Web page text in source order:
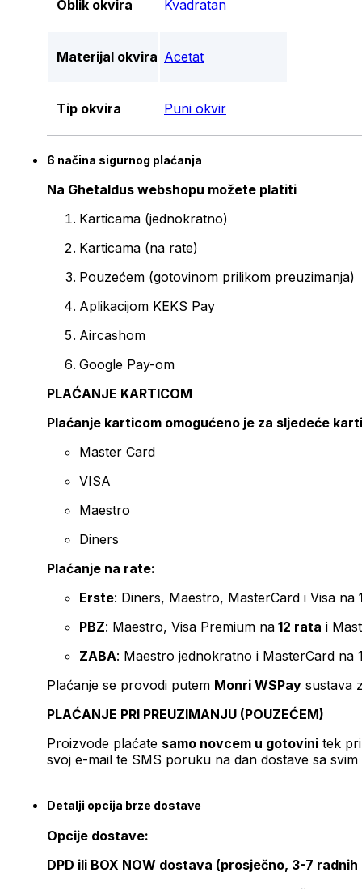
Oblik okvira Kvadratan
Materijal okvira Acetat
Tip okvira Puni okvir
6 načina sigurnog plaćanja
Na Ghetaldus webshopu možete platiti
Karticama (jednokratno)
Karticama (na rate)
Pouzećem (gotovinom prilikom preuzimanja)
Aplikacijom KEKS Pay
Aircashom
Google Pay-om
PLAĆANJE KARTICOM
Plaćanje karticom omogućeno je za sljedeće
Master Card
VISA
Maestro
Diners
Plaćanje na rate:
Erste: Diners, Maestro, MasterCard i Visa na
PBZ: Maestro, Visa Premium na 12 rata i
ZABA: Maestro jednokratno i MasterCard na
Plaćanje se provodi putem Monri WSPay sustava
PLAĆANJE PRI PREUZIMANJU (POUZEĆEM)
Proizvode plaćate samo novcem u gotovini tek
svoj e-mail te SMS poruku na dan dostave sa svim
Detalji opcija brze dostave
Opcije dostave:
DPD ili BOX NOW dostava (prosječno, 3-7 radnih